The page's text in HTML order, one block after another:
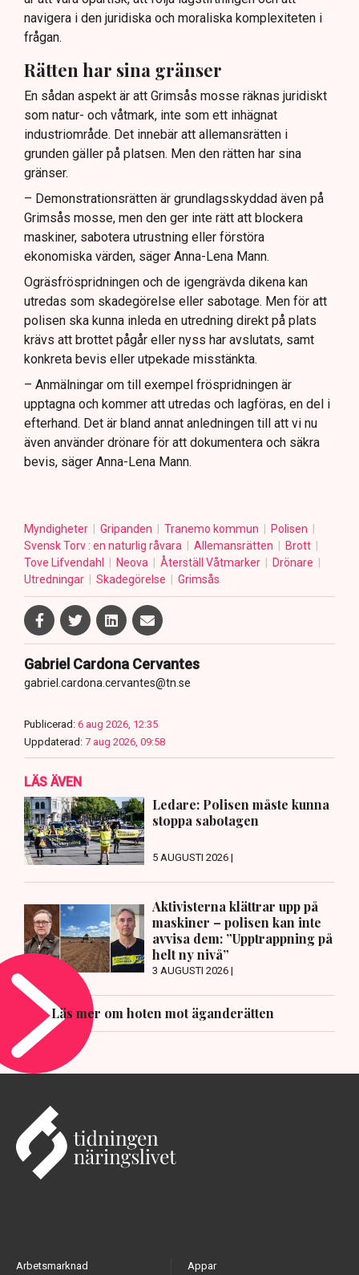
navigera i den juridiska och moraliska komplexiteten i
frågan.
Rätten har sina gränser
En sådan aspekt är att Grimsås mosse räknas juridiskt
som natur- och våtmark, inte som ett inhägnat
industriområde. Det innebär att allemansrätten i
grunden gäller på platsen. Men den rätten har sina
gränser.
– Demonstrationsrätten är grundlagsskyddad även på
Grimsås mosse, men den ger inte rätt att blockera
maskiner, sabotera utrustning eller förstöra
ekonomiska värden, säger Anna-Lena Mann.
Ogräsfröspridningen och de igengrävda dikena kan
utredas som skadegörelse eller sabotage. Men för att
polisen ska kunna inleda en utredning direkt på plats
krävs att brottet pågår eller nyss har avslutats, samt
konkreta bevis eller utpekade misstänkta.
– Anmälningar om till exempel fröspridningen är
upptagna och kommer att utredas och lagföras, en del i
efterhand. Det är bland annat anledningen till att vi nu
även använder drönare för att dokumentera och säkra
bevis, säger Anna-Lena Mann.
Myndigheter Gripanden Tranemo kommun
Polisen
Svensk Torv : en naturlig råvara
Allemansrätten
Brott
Tove Lifvendahl
Neova Återställ Våtmarker
Drönare
Utredningar
Skadegörelse Grimsås
Gabriel Cardona Cervantes
gabriel.cardona.cervantes@tn.se
Publicerad: 6 aug 2026, 12:35
Uppdaterad: 7 aug 2026, 09:58
LÄS ÄVEN
Ledare: Polisen måste kunna
stoppa sabotagen
5 AUGUSTI 2026 |
Aktivisterna klättrar upp på
maskiner – polisen kan inte
avvisa dem: ”Upptrappning på
helt ny nivå”
3 AUGUSTI 2026 |
Läs mer om hoten mot äganderätten
Arbetsmarknad Appar